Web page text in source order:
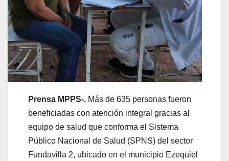
Prensa MPPS-. Más de 635 personas fueron
beneficiadas con atención integral gracias al
equipo de salud que conforma el Sistema
Público Nacional de Salud (SPNS) del sector
Fundavilla 2, ubicado en el municipio Ezequiel